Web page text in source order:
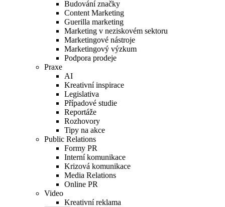
Budování značky
Content Marketing
Guerilla marketing
Marketing v neziskovém sektoru
Marketingové nástroje
Marketingový výzkum
Podpora prodeje
Praxe
AI
Kreativní inspirace
Legislativa
Případové studie
Reportáže
Rozhovory
Tipy na akce
Public Relations
Formy PR
Interní komunikace
Krizová komunikace
Media Relations
Online PR
Video
Kreativní reklama